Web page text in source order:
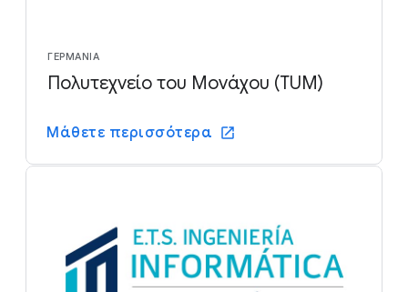
ΓΕΡΜΑΝΊΑ
Πολυτεχνείο του Μονάχου (TUM)
Μάθετε περισσότερα